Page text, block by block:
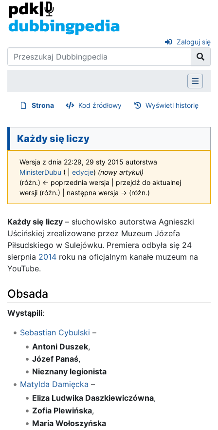
Zaloguj się
Strona Kod źródłowy Wyświetl historię
Każdy się liczy
Wersja z dnia 22:29, 29 sty 2015 autorstwa
MinisterDubu ( edycje) (nowy artykuł)
(różn.) ← poprzednia wersja | przejdź do aktualnej
wersji (różn.) | następna wersja → (różn.)
Każdy się liczy – słuchowisko autorstwa Agnieszki
Uścińskiej zrealizowane przez Muzeum Józefa
Piłsudskiego w Sulejówku. Premiera odbyła się 24
sierpnia 2014 roku na oficjalnym kanałe muzeum na
YouTube.
Obsada
Wystąpili:
Sebastian Cybulski –
Antoni Duszek,
Józef Panaś,
Nieznany legionista
Matylda Damięcka –
Eliza Ludwika Daszkiewiczówna,
Zofia Plewińska,
Maria Wołoszyńska